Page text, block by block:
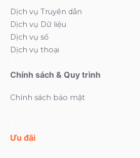
Dịch vụ Truyền dẫn
Dịch vụ Dữ liệu
Dịch vụ số
Dịch vụ thoại
Chính sách & Quy trình
Chính sách bảo mật
Ưu đãi